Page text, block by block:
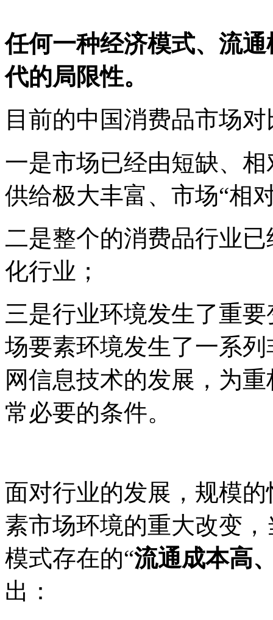
任何一种经济模式、流
代的局限性。
目前的中国消费品市场对
一是市场已经由短缺、
供给极大丰富、市场“相
二是整个的消费品行业
化行业；
三是行业环境发生了重
场要素环境发生了一系
网信息技术的发展，为
常必要的条件。
面对行业的发展，规模
素市场环境的重大改变
模式存在的“流通成本高
出：